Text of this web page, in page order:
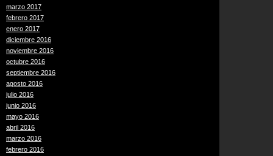
marzo 2017
febrero 2017
enero 2017
diciembre 2016
noviembre 2016
octubre 2016
septiembre 2016
agosto 2016
julio 2016
junio 2016
mayo 2016
abril 2016
marzo 2016
febrero 2016